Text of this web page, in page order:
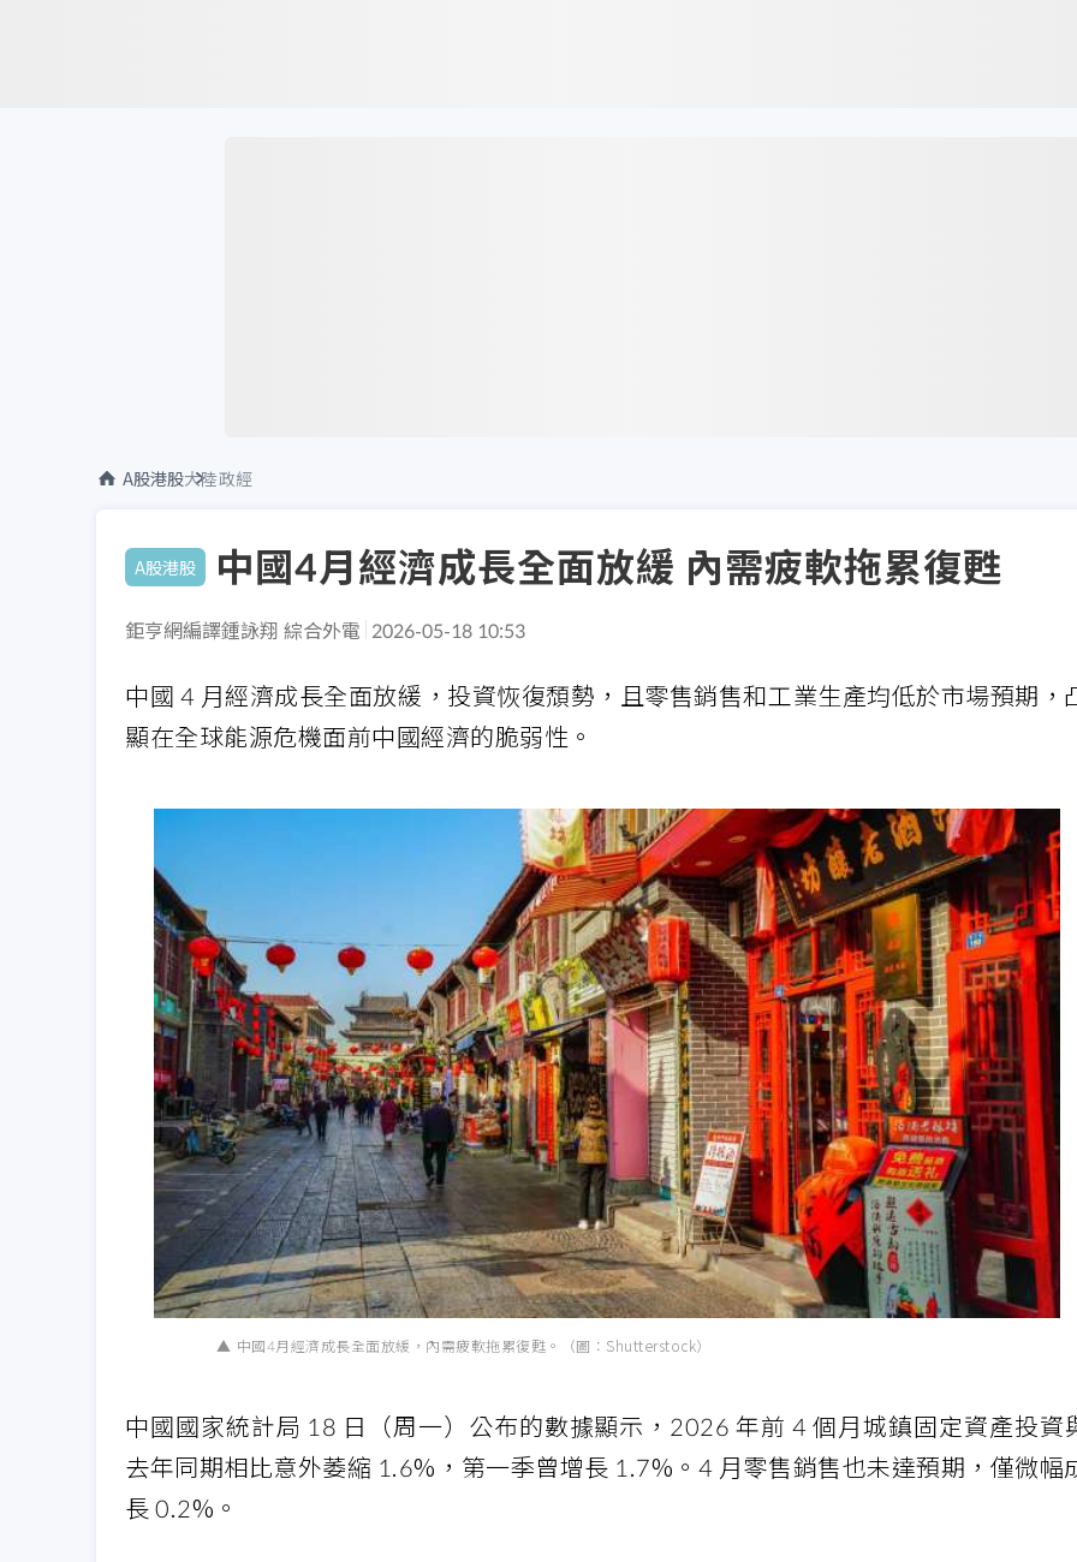
A股港股大陸政經
A股港股 中國4月經濟成長全面放緩 內需疲軟拖累復甦
鉅亨網編譯鍾詠翔 綜合外電 2026-05-18 10:53
中國 4 月經濟成長全面放緩，投資恢復頹勢，且零售銷售和工業生產均低於市場預期，
顯在全球能源危機面前中國經濟的脆弱性。
中國4月經濟成長全面放緩，內需疲軟拖累復甦。（圖：Shutterstock）
中國國家統計局 18 日（周一）公布的數據顯示，2026 年前 4 個月城鎮固定資產投資
去年同期相比意外萎縮 1.6%，第一季曾增長 1.7%。4 月零售銷售也未達預期，僅微幅
長 0.2%。